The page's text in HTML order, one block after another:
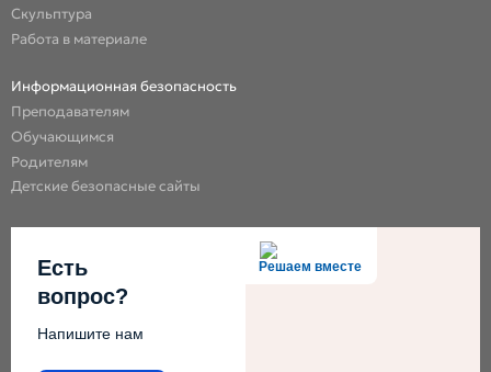
Скульптура
Работа в материале
Информационная безопасность
Преподавателям
Обучающимся
Родителям
Детские безопасные сайты
Решаем вместе
Есть
вопрос?
Напишите нам